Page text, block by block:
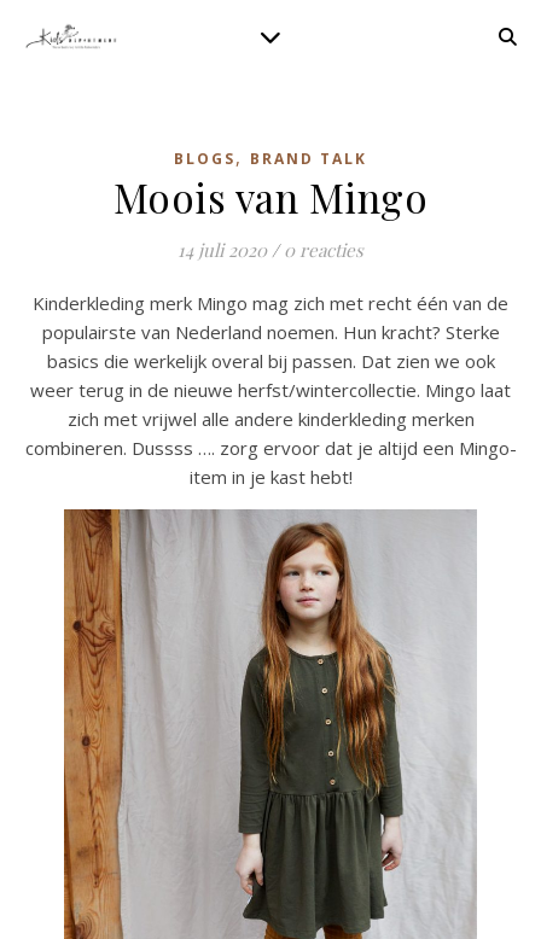
BLOGS, BRAND TALK
Moois van Mingo
14 juli 2020 / 0 reacties
Kinderkleding merk Mingo mag zich met recht één van de
populairste van Nederland noemen. Hun kracht? Sterke
basics die werkelijk overal bij passen. Dat zien we ook
weer terug in de nieuwe herfst/wintercollectie. Mingo laat
zich met vrijwel alle andere kinderkleding merken
combineren. Dussss …. zorg ervoor dat je altijd een Mingo-
item in je kast hebt!